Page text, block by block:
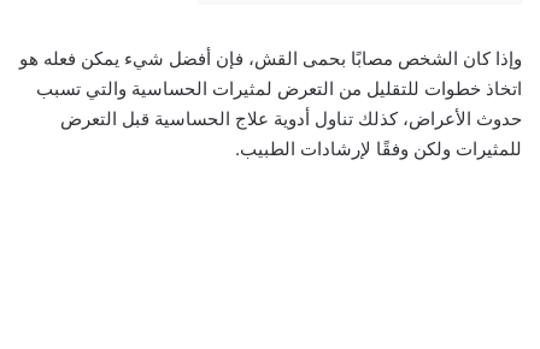
وإذا كان الشخص مصابًا بحمى القش، فإن أفضل شيء يمكن فعله هو
اتخاذ خطوات للتقليل من التعرض لمثيرات الحساسية والتي تسبب
حدوث الأعراض، كذلك تناول أدوية علاج الحساسية قبل التعرض
للمثيرات ولكن وفقًا لإرشادات الطبيب.